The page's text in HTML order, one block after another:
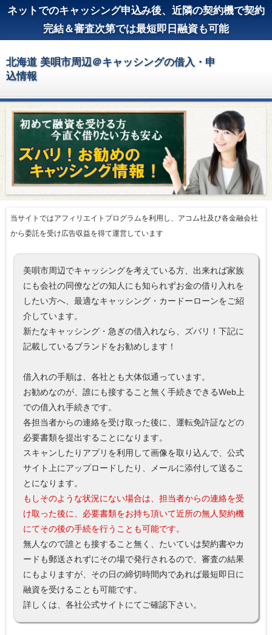
ネットでのキャッシング申込み後、近隣の契約機で契約
完結＆審査次第では最短即日融資も可能
北海道 美唄市周辺＠キャッシングの借入・申
込情報
当サイトではアフィリエイトプログラムを利用し、アコム社及び各金融会社
から委託を受け広告収益を得て運営しています
美唄市周辺でキャッシングを考えている方、出来れば家族
にも会社の同僚などの知人にも知られずお金の借り入れを
したい方へ、最適なキャッシング・カードーローンをご紹
介しています。
新たなキャッシング・急ぎの借入れなら、ズバリ！下記に
記載しているブランドをお勧めします！
借入れの手順は、各社とも大体似通っています。
お勧めなのが、誰にも接すること無く手続きできるWeb上
での借入れ手続きです。
各担当者からの連絡を受け取った後に、運転免許証などの
必要書類を提出することになります。
スキャンしたりアプリを利用して画像を取り込んで、公式
サイト上にアップロードしたり、メールに添付して送るこ
とになります。
もしそのような状況にない場合は、担当者からの連絡を受
け取った後に、必要書類をお持ち頂いて近所の無人契約機
にてその後の手続を行うことも可能です。
無人なので誰とも接すること無く、たいていは契約書やカ
ードも郵送されずにその場で発行されるので、審査の結果
にもよりますが、その日の締切時間内であれば最短即日に
融資を受けることも可能です。
詳しくは、各社公式サイトにてご確認下さい。